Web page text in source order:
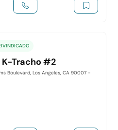
K-Tracho #2
Boulevard, Los Angeles, CA 90007 -